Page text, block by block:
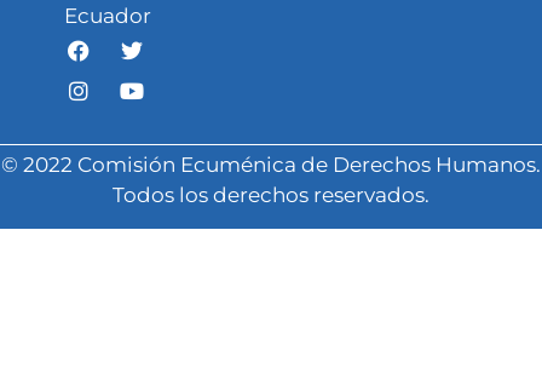
Ecuador
© 2022 Comisión Ecuménica de Derechos Humanos.
Todos los derechos reservados.